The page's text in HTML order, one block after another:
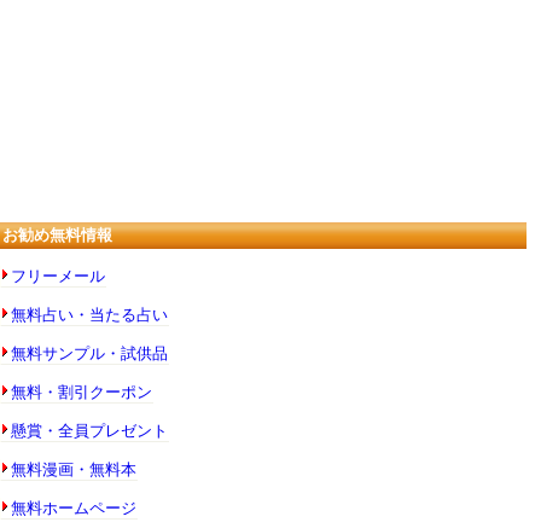
お勧め無料情報
フリーメール
無料占い・当たる占い
無料サンプル・試供品
無料・割引クーポン
懸賞・全員プレゼント
無料漫画・無料本
無料ホームページ